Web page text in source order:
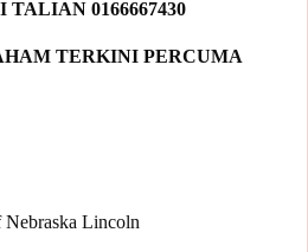
TERKINI PERCUMA
Lincoln